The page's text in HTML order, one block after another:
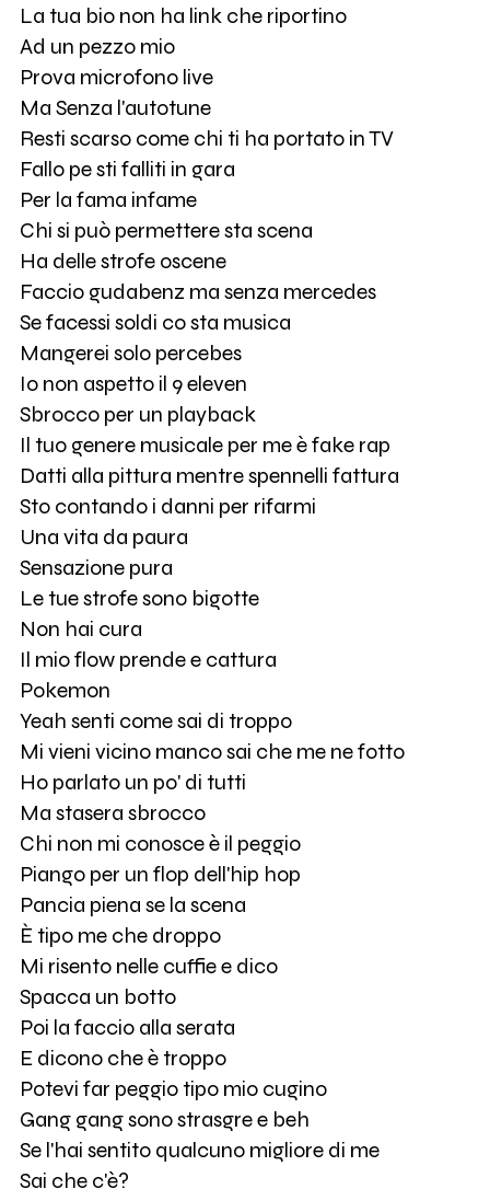
La tua bio non ha link che riportino
Ad un pezzo mio
Prova microfono live
Ma Senza l'autotune
Resti scarso come chi ti ha portato in TV
Fallo pe sti falliti in gara
Per la fama infame
Chi si può permettere sta scena
Ha delle strofe oscene
Faccio gudabenz ma senza mercedes
Se facessi soldi co sta musica
Mangerei solo percebes
Io non aspetto il 9 eleven
Sbrocco per un playback
Il tuo genere musicale per me è fake rap
Datti alla pittura mentre spennelli fattura
Sto contando i danni per rifarmi
Una vita da paura
Sensazione pura
Le tue strofe sono bigotte
Non hai cura
Il mio flow prende e cattura
Pokemon
Yeah senti come sai di troppo
Mi vieni vicino manco sai che me ne fotto
Ho parlato un po' di tutti
Ma stasera sbrocco
Chi non mi conosce è il peggio
Piango per un flop dell'hip hop
Pancia piena se la scena
È tipo me che droppo
Mi risento nelle cuffie e dico
Spacca un botto
Poi la faccio alla serata
E dicono che è troppo
Potevi far peggio tipo mio cugino
Gang gang sono strasgre e beh
Se l'hai sentito qualcuno migliore di me
Sai che c'è?